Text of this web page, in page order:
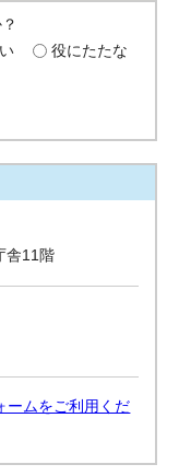
役にたたな
11階
ームをご利用くだ